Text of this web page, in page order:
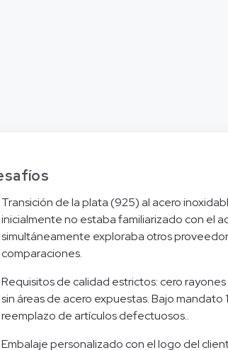
Transición de la plata (925) al acero
inicialmente no estaba familiarizado con el
simultáneamente exploraba otros
comparaciones.
Requisitos de calidad estrictos: cero
sin áreas de acero expuestas. Bajo mandato
reemplazo de artículos defectuosos..
Embalaje personalizado con el logo del